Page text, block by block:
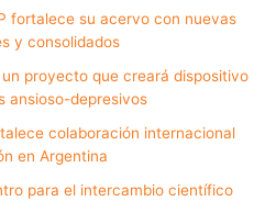
fortalece su acervo con nuevas
y consolidados
proyecto que creará dispositivo
ansioso-depresivos
colaboración internacional
en Argentina
para el intercambio científico